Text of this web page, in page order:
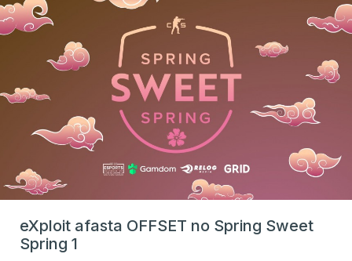
eXploit afasta OFFSET no Spring Sweet
Spring 1